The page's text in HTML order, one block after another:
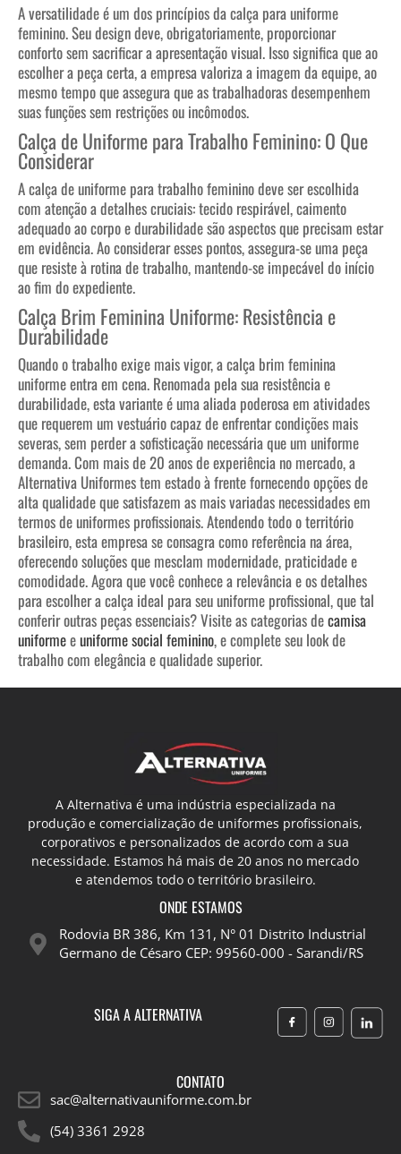
A versatilidade é um dos princípios da calça para uniforme
feminino. Seu design deve, obrigatoriamente, proporcionar
conforto sem sacrificar a apresentação visual. Isso significa que ao
escolher a peça certa, a empresa valoriza a imagem da equipe, ao
mesmo tempo que assegura que as trabalhadoras desempenhem
suas funções sem restrições ou incômodos.
Calça de Uniforme para Trabalho Feminino: O Que
Considerar
A calça de uniforme para trabalho feminino deve ser escolhida
com atenção a detalhes cruciais: tecido respirável, caimento
adequado ao corpo e durabilidade são aspectos que precisam estar
em evidência. Ao considerar esses pontos, assegura-se uma peça
que resiste à rotina de trabalho, mantendo-se impecável do início
ao fim do expediente.
Calça Brim Feminina Uniforme: Resistência e
Durabilidade
Quando o trabalho exige mais vigor, a calça brim feminina
uniforme entra em cena. Renomada pela sua resistência e
durabilidade, esta variante é uma aliada poderosa em atividades
que requerem um vestuário capaz de enfrentar condições mais
severas, sem perder a sofisticação necessária que um uniforme
demanda.Com mais de 20 anos de experiência no mercado, a
Alternativa Uniformes tem estado à frente fornecendo opções de
alta qualidade que satisfazem as mais variadas necessidades em
termos de uniformes profissionais. Atendendo todo o território
brasileiro, esta empresa se consagra como referência na área,
oferecendo soluções que mesclam modernidade, praticidade e
comodidade.Agora que você conhece a relevância e os detalhes
para escolher a calça ideal para seu uniforme profissional, que tal
conferir outras peças essenciais? Visite as categorias decamisa
uniformeeuniforme social feminino, e complete seu look de
trabalho com elegância e qualidade superior.
A Alternativa é uma indústria especializada na
produção e comercialização de uniformes profissionais,
corporativos e personalizados de acordo com a sua
necessidade. Estamos há mais de 20 anos no mercado
e atendemos todo o território brasileiro.
ONDE ESTAMOS
Rodovia BR 386, Km 131, N° 01 Distrito Industrial
Germano de Césaro CEP: 99560-000 - Sarandi/RS
SIGA A ALTERNATIVA
CONTATO
sac@alternativauniforme.com.br
(54) 3361 2928